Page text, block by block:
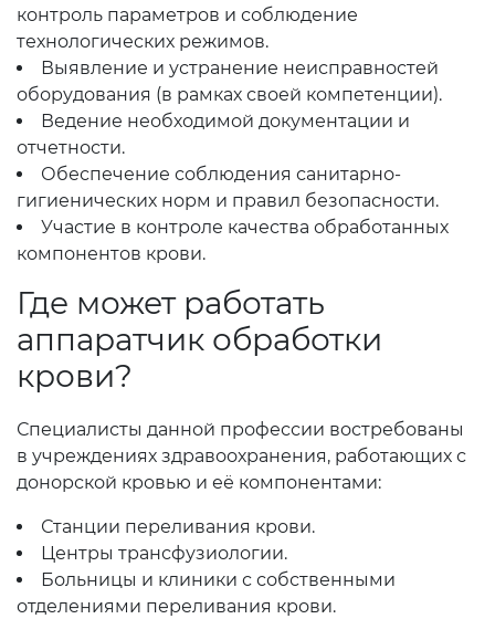
контроль параметров и соблюдение
технологических режимов.
Выявление и устранение неисправностей
оборудования (в рамках своей компетенции).
Ведение необходимой документации и
отчетности.
Обеспечение соблюдения санитарно-
гигиенических норм и правил безопасности.
Участие в контроле качества обработанных
компонентов крови.
Где может работать
аппаратчик обработки
крови?
Специалисты данной профессии востребованы
в учреждениях здравоохранения, работающих с
донорской кровью и её компонентами:
Станции переливания крови.
Центры трансфузиологии.
Больницы и клиники с собственными
отделениями переливания крови.